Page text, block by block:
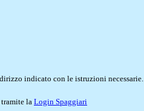
indicato con le istruzioni necessarie.
tramite la Login Spaggiari